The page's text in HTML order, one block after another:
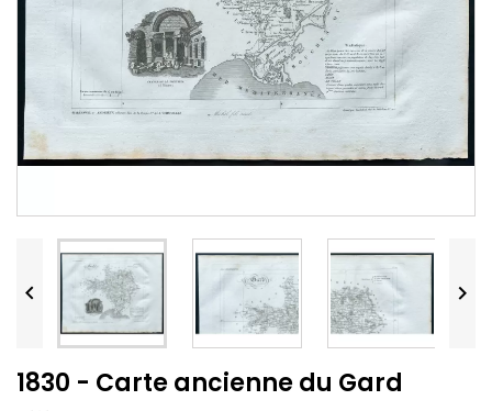
 
1830 - Carte ancienne du Gard